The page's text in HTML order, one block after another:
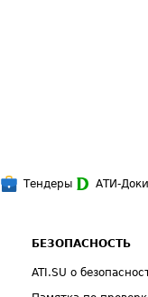
Тендеры АТИ-Доки
БЕЗОПАСНОСТЬ
ATI.SU о